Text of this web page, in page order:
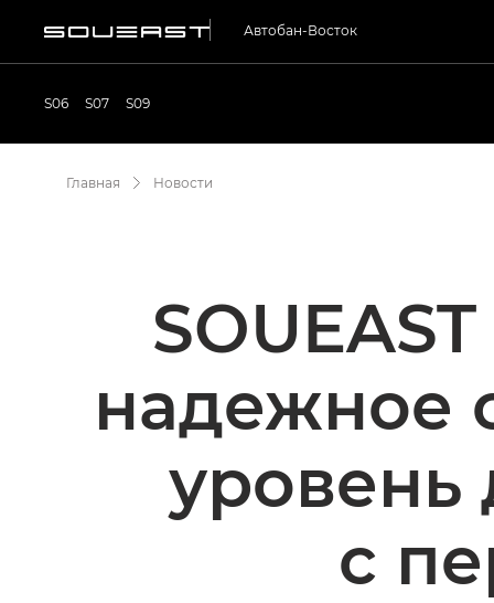
Автобан-Восток
S06 S07 S09
Главная Новости
надежное
уровень
с